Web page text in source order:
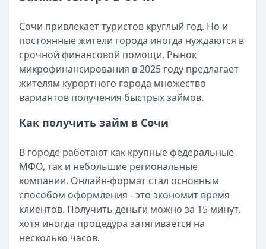
Все статьи
Опубликовано:5 декабря 2025 г.
Категория:МФО
Читать новость
Срочный микрозайм 15 000 ₽ на карту: свежая
Кратко:Нужны 15 000 рублей на карту прямо сегодня?
Опубликовано:5 декабря 2025 г.
Читать новость
Кратко:В III квартале 2025 года владельцы iPhone
Опубликовано: 5 декабря 2025 г.
Категория:МФО
Читать новость
57 сервисов микрозаймов через Госуслуги: где
Кратко:Авторизация через Госуслуги ускоряет
Опубликовано:23 ноября 2025 г.
Сочи привлекает туристов круглый год. Но и
постоянные жители города иногда нуждаются в
срочной финансовой помощи. Рынок
микрофинансирования в 2025 году предлагает
жителям курортного города множество
вариантов получения быстрых займов.
Как получить займ в Сочи
В городе работают как крупные федеральные
МФО, так и небольшие региональные
компании. Онлайн-формат стал основным
способом оформления - это экономит время
клиентов. Получить деньги можно за 15 минут,
хотя иногда процедура затягивается на
несколько часов.